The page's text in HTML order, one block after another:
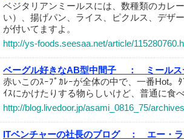
ベジタリアンミールスには、数種類のカレ
い）、揚げパン、ライス、ピクルス、デザ
が付いてますよ。
http://ys-foods.seesaa.net/article/
ベーグル好きなAB型中間子 ：
ミール
赤いこのｽｰﾌﾟｶﾚｰが全体の中で、一番Hot。
ｲｽにかけたりする物らしいけど、普通に食
http://blog.livedoor.jp/asami_0816_75/
ITベンチャーの社長のブログ ：
エー・